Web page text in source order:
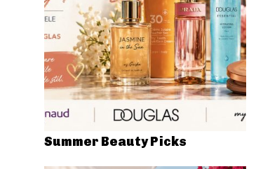
Summer Beauty Picks